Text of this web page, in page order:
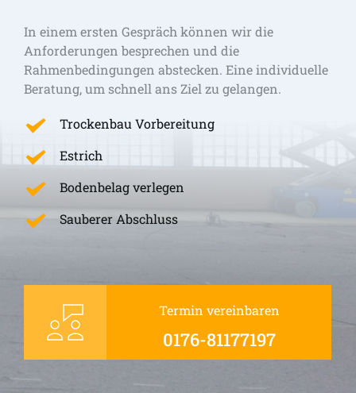
In einem ersten Gespräch können wir die
Anforderungen besprechen und die
Rahmenbedingungen abstecken. Eine individuelle
Beratung, um schnell ans Ziel zu gelangen.
Trockenbau Vorbereitung
Estrich
Bodenbelag verlegen
Sauberer Abschluss
Termin vereinbaren
0176-81177197